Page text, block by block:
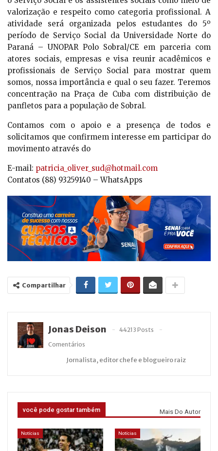
valorização e respeito como categoria profissional. A
atividade será organizada pelos estudantes do 5º
período de Serviço Social da Universidade Norte do
Paraná – UNOPAR Polo Sobral/CE em parceria com
atores sociais, empresas e visa reunir acadêmicos e
profissionais de Serviço Social para mostrar quem
somos, nossa importância e qual o seu fazer. Teremos
concentração na Praça de Cuba com distribuição de
panfletos para a população de Sobral.
Contamos com o apoio e a presença de todos e
solicitamos que confirmem interesse em participar do
movimento através do
E-mail: patricia_oliver_sud@hotmail.com
Contatos (88) 93259140 – WhatsApps
Compartilhar
Jonas Deison
44213 Posts
Comentários
Jornalista, editor chefe e blogueiro raiz
você pode gostar também Mais Do Autor
Notícias Notícias